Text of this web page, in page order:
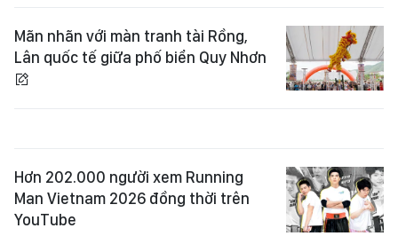
Mãn nhãn với màn tranh tài Rồng,
Lân quốc tế giữa phố biển Quy Nhơn
Hơn 202.000 người xem Running
Man Vietnam 2026 đồng thời trên
YouTube